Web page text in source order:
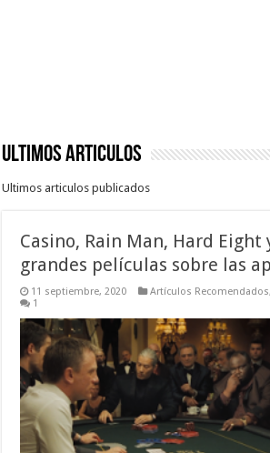
Ultimos Articulos
Ultimos articulos publicados
Casino, Rain Man, Hard Eight
grandes películas sobre las
11 septiembre, 2020 Artículos Recomendados,
1